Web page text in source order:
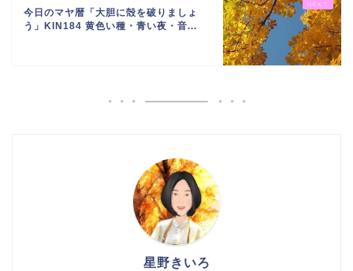
今日のマヤ暦「大胆に殻を破りましょ
う」KIN184 黄色い種・青い夜・音...
星野きいろ